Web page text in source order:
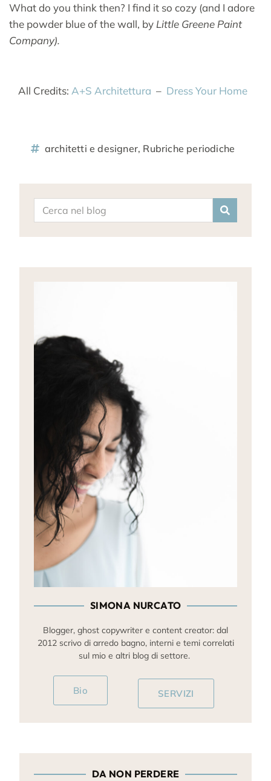
What do you think then? I find it so cozy (and I adore
the powder blue of the wall, by Little Greene Paint
Company).
All Credits: A+S Architettura – Dress Your Home
architetti e designer, Rubriche periodiche
SIMONA NURCATO
Blogger, ghost copywriter e content creator: dal
2012 scrivo di arredo bagno, interni e temi correlati
sul mio e altri blog di settore.
Bio SERVIZI
DA NON PERDERE